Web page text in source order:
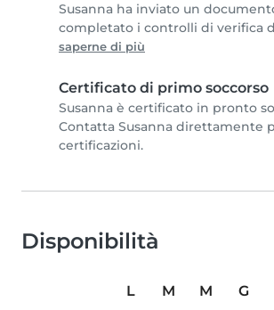
Susanna ha inviato un
completato i controlli di verifica
saperne di più
Certificato di primo soccorso
Susanna è certificato in pronto
Contatta Susanna direttamente
certificazioni.
Disponibilità
L M M G